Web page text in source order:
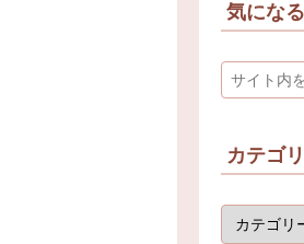
気にな
カテゴ